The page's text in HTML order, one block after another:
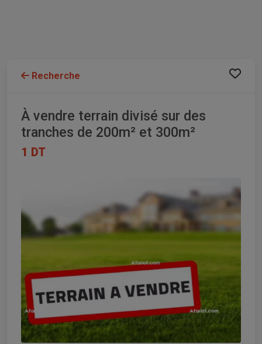
Recherche
À vendre terrain divisé sur des
tranches de 200m² et 300m²
1 DT